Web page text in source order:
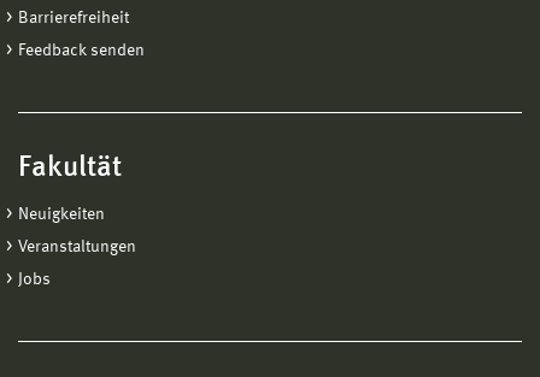
Barrierefreiheit
Feedback senden
Fakultät
Neuigkeiten
Veranstaltungen
Jobs